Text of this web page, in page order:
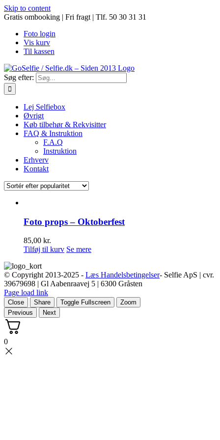
Skip to content
Gratis ombooking | Fri fragt | Tlf. 50 30 31 31
Foto login
Vis kurv
Til kassen
Søg efter:
Lej Selfiebox
Øvrigt
Køb tilbehør & Rekvisitter
FAQ & Instruktion
F.A.Q
Instruktion
Erhverv
Kontakt
Foto props – Oktoberfest
85,00 kr.
Tilføj til kurv Se mere
© Copyright 2013-2025 - Læs Handelsbetingelser- Selfie ApS | cvr.
39679698 | Gl Aabenraavej 5 | 6300 Gråsten
Page load link
Close Share Toggle Fullscreen
Zoom
Previous
Next
0